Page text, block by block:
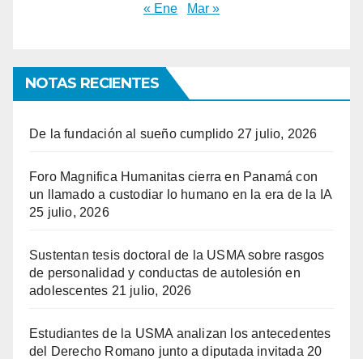
« Ene Mar »
NOTAS RECIENTES
De la fundación al sueño cumplido 27 julio, 2026
Foro Magnifica Humanitas cierra en Panamá con
un llamado a custodiar lo humano en la era de la IA
25 julio, 2026
Sustentan tesis doctoral de la USMA sobre rasgos
de personalidad y conductas de autolesión en
adolescentes 21 julio, 2026
Estudiantes de la USMA analizan los antecedentes
del Derecho Romano junto a diputada invitada 20